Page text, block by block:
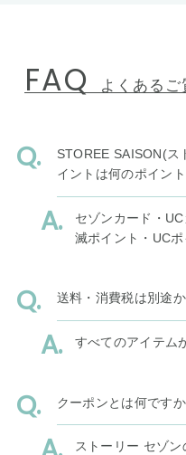
FAQ よくあるご
STOREE SAISON(ス
イントは何のポイン
セゾンカード・
滅ポイント・UCポ
送料・消費税は別途
すべてのアイテム
クーポンとは何ですか
ストーリー セゾ